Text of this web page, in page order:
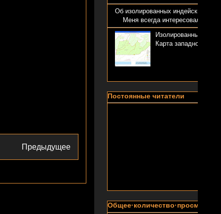
Предыдущее
Об изолированных индейских
Меня всегда интересовали
Изолированные
Карта западной
Постоянные читатели